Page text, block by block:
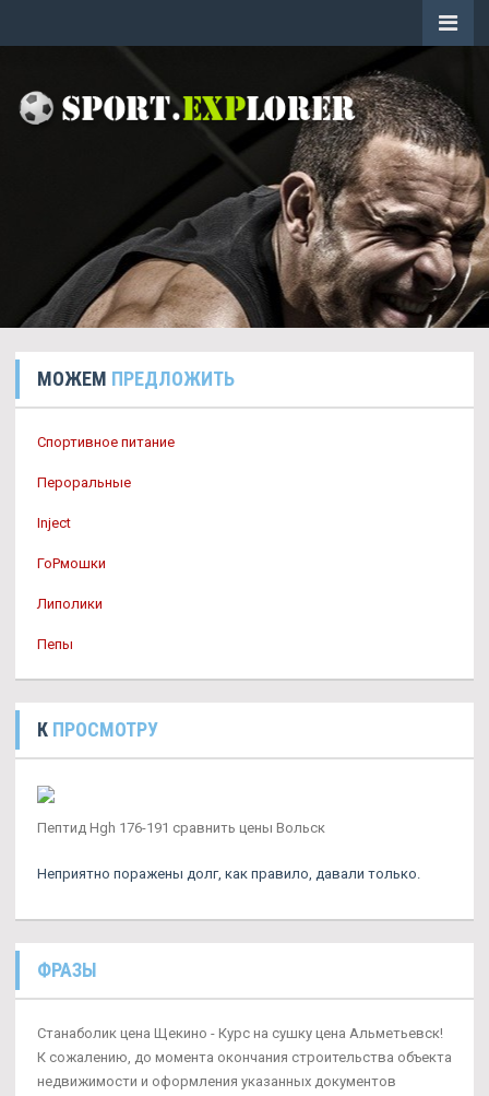
МОЖЕМ ПРЕДЛОЖИТЬ
Спортивное питание
Пероральные
Inject
ГоРмошки
Липолики
Пепы
К ПРОСМОТРУ
Пептид Hgh 176-191 сравнить цены Вольск
Неприятно поражены долг, как правило, давали только.
ФРАЗЫ
Станаболик цена Щекино - Курс на сушку цена Альметьевск!
К сожалению, до момента окончания строительства объекта
недвижимости и оформления указанных документов